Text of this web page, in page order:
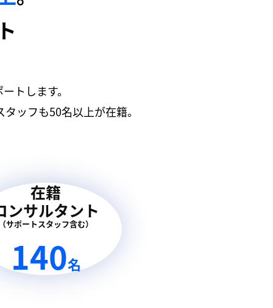
トします。
ッフも50名以上が在籍。
在籍
ンサルタント
（サポートスタッフ含む）
140名